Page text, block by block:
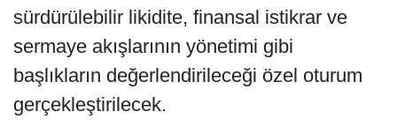
sürdürülebilir likidite, finansal istikrar ve
sermaye akışlarının yönetimi gibi
başlıkların değerlendirileceği özel oturum
gerçekleştirilecek.